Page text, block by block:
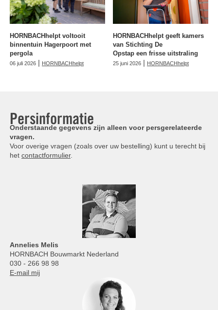
HORNBACHhelpt voltooit
binnentuin Hagerpoort met
pergola
06 juli 2026 | HORNBACHhelpt
HORNBACHhelpt geeft kamers
van Stichting De
Opstap een frisse uitstraling
25 juni 2026 | HORNBACHhelpt
Persinformatie
Onderstaande gegevens zijn alleen voor persgerelateerde
vragen.
Voor overige vragen (zoals over uw bestelling) kunt u terecht bij
het contactformulier.
Annelies Melis
HORNBACH Bouwmarkt Nederland
030 - 266 98 98
E-mail mij